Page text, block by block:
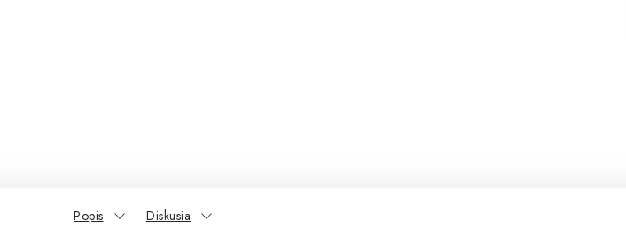
Popis Diskusia